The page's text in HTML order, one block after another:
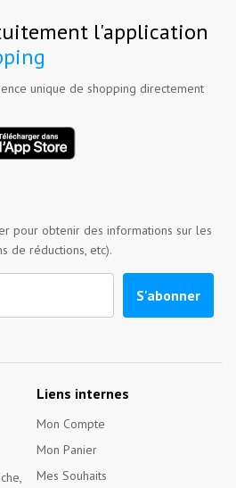
l'application
unique de shopping directement
pour obtenir des informations sur les
de réductions, etc).
S'abonner
Liens internes
Mon Compte
Mon Panier
Mes Souhaits